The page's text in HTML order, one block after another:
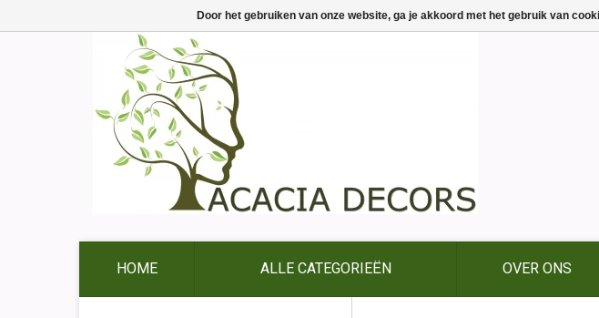
HOME ALLE CATEGORIEËN OVER ONS
Door het gebruiken van onze website, ga je akkoord met het gebruik van